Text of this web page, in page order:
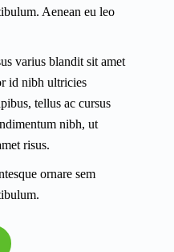
Aenean eu leo
varius blandit sit amet
id nibh ultricies
tellus ac cursus
nibh, ut
risus.
ornare sem